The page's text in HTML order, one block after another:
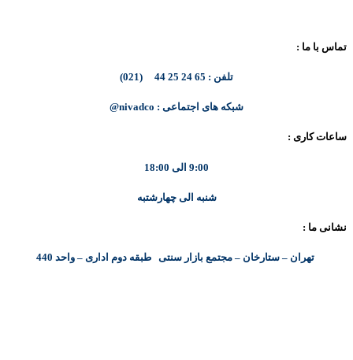
تماس با ما :
تلفن : 65 24 25 44 (021)
شبکه های اجتماعی : nivadco@
ساعات کاری :
9:00 الی 18:00
شنبه الی چهارشتبه
نشانی ما :
تهران – ستارخان – مجتمع بازار سنتی طبقه دوم اداری – واحد 440